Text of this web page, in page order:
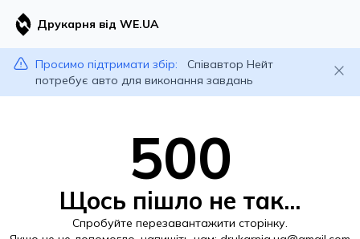
Друкарня від WE.UA
Просимо підтримати збір:
Співавтор Нейт
потребує авто для виконання завдань
500
Щось пішло не так...
Спробуйте перезавантажити сторінку.